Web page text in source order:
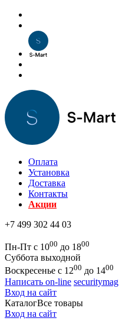
Оплата
Установка
Доставка
Контакты
Акции
+7 499 302 44 03
Пн-Пт с 1000 до 1800
Суббота выходной
Воскресенье с 1200 до 1400
Написать on-line securitymag
Вход на сайт
КаталогВсе товары
Вход на сайт